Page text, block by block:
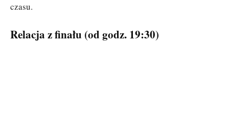
czasu.
Relacja z finału (od godz. 19:30)